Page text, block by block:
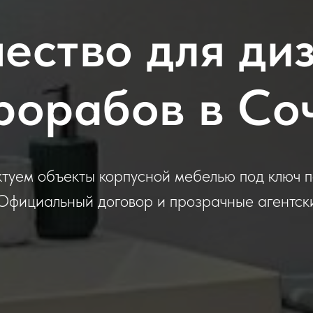
для
в
объекты корпусной мебелью под ключ
договор и прозрачные